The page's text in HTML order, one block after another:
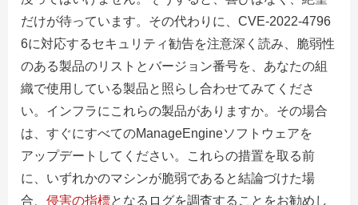
だけが待っています。その代わりに、CVE-2022-4796
6に対応するセキュリティ勧告を注意深く読み、脆弱性
のある製品のリストとバージョン番号を、あなたの組
織で使用している製品と照らし合わせてみてくださ
い。インフラにこれらの製品がありますか。その場合
は、すぐにすべてのManageEngineソフトウェアを
アップデートしてください。これらの措置を取る前
に、いずれかのマシンが脆弱であると結論づけた場
合、 侵害の指標となるログを調査することをお勧めし